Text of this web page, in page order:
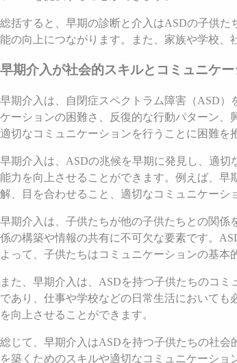
総括すると、早期の診断と介入はASDの子供
能の向上につながります。また、家族や学校、
早期介入が社会的スキルとコミュニケ
早期介入は、自閉症スペクトラム障害（ASD
ケーションの困難さ、反復的な行動パターン
適切なコミュニケーションを行うことに困難を
早期介入は、ASDの兆候を早期に発見し、適
能力を向上させることができます。例えば、
解、目を合わせること、適切なコミュニケーシ
早期介入は、子供たちが他の子供たちとの関
係の構築や情報の共有に不可欠な要素です。
よって、子供たちはコミュニケーションの基本
また、早期介入は、ASDを持つ子供たちのコ
であり、仕事や学校などの日常生活において
を向上させることができます。
総じて、早期介入はASDを持つ子供たちの社
を築くためのスキルや適切なコミュニケーシ